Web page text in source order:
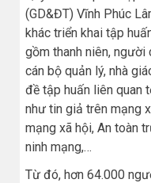
(GD&ĐT) Vĩnh Phúc
khác triển khai tập
gồm thanh niên,
cán bộ quản lý, nhà
đề tập huấn liên quan
như tin giả trên mạng
mạng xã hội, An toàn
ninh mạng,…
Từ đó, hơn 64.000